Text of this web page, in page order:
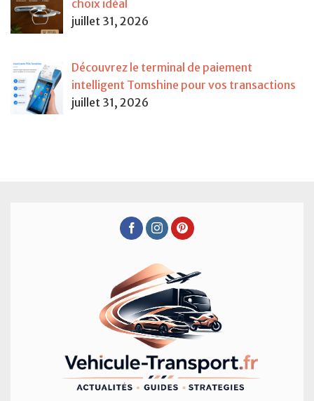
choix idéal
juillet 31, 2026
Découvrez le terminal de paiement
intelligent Tomshine pour vos transactions
juillet 31, 2026